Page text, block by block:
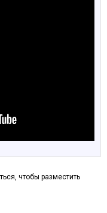
чтобы разместить